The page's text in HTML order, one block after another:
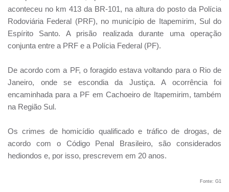
aconteceu no km 413 da BR-101, na altura do posto da Polícia
Rodoviária Federal (PRF), no município de Itapemirim, Sul do
Espírito Santo. A prisão realizada durante uma operação
conjunta entre a PRF e a Polícia Federal (PF).
De acordo com a PF, o foragido estava voltando para o Rio de
Janeiro, onde se escondia da Justiça. A ocorrência foi
encaminhada para a PF em Cachoeiro de Itapemirim, também
na Região Sul.
Os crimes de homicídio qualificado e tráfico de drogas, de
acordo com o Código Penal Brasileiro, são considerados
hediondos e, por isso, prescrevem em 20 anos.
Fonte: G1